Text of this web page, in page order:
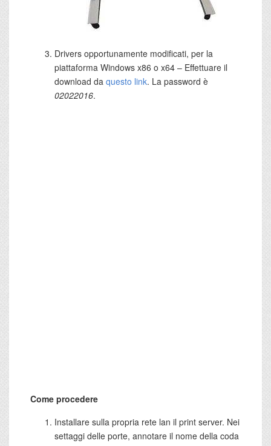
Drivers opportunamente modificati, per la
piattaforma Windows x86 o x64 – Effettuare il
download da questo link. La password è
02022016.
Come procedere
Installare sulla propria rete lan il print server. Nei
settaggi delle porte, annotare il nome della coda